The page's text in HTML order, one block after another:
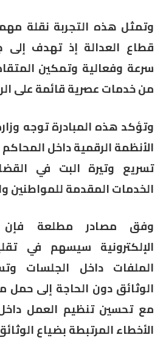
وتمثل هذه التجربة نقلة
قطاع العدالة إذ تهدف إلى
سرعة وفعالية وتمكين
من خدمات عصرية قائمة على
وتؤكد هذه المبادرة توجه
الأنظمة الرقمية داخل
تسريع وتيرة البت في
الخدمات المقدمة للمواطنين
وفق مصادر مطلعة فإن
الإلكترونية سيسهم في
الملفات داخل الجلسات
الوثائق دون الحاجة إلى
معتحسين تنظيم العمل
الأخطاء المرتبطة بضياع